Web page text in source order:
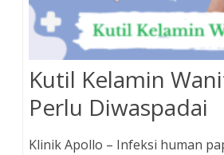
Kutil Kelamin
Perlu Diwaspadai
Klinik Apollo – Infeksi human